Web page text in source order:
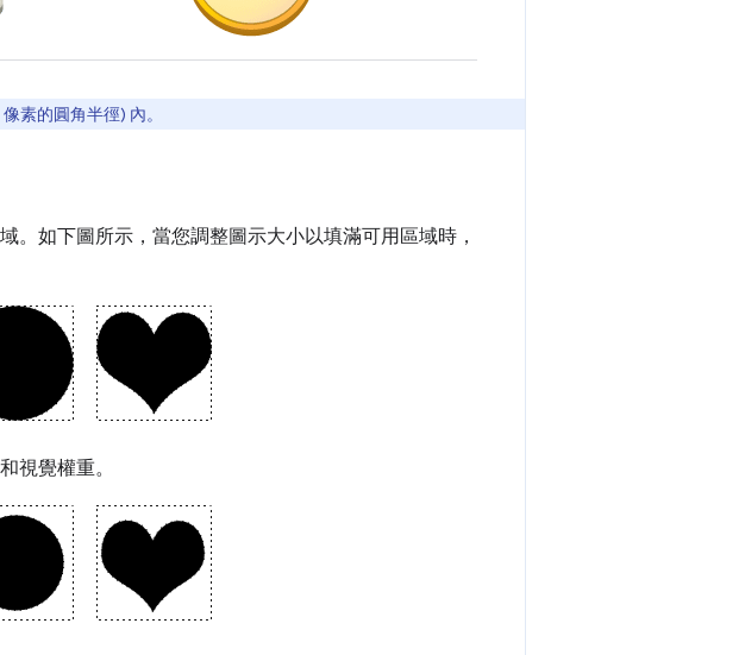
素的圓角半徑) 內。
。如下圖所示，當您調整圖示大小以填滿可用區域時，
視覺權重。